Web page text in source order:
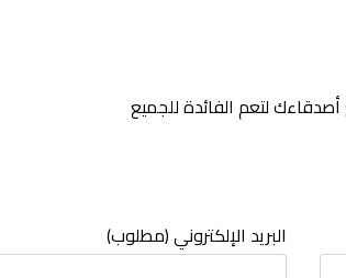
لتعم الفائدة للجميع
البريد الإلكتروني (مطلوب)